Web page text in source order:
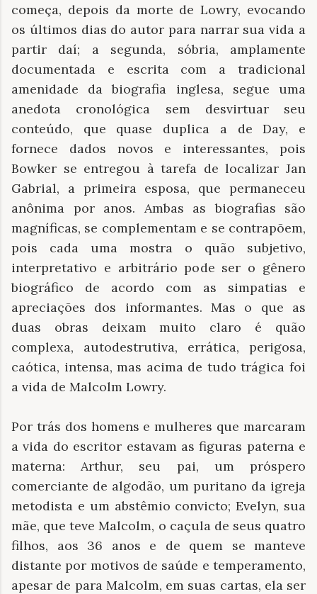
começa, depois da morte de Lowry, evocando
os últimos dias do autor para narrar sua vida a
partir daí; a segunda, sóbria, amplamente
documentada e escrita com a tradicional
amenidade da biografia inglesa, segue uma
anedota cronológica sem desvirtuar seu
conteúdo, que quase duplica a de Day, e
fornece dados novos e interessantes, pois
Bowker se entregou à tarefa de localizar Jan
Gabrial, a primeira esposa, que permaneceu
anônima por anos. Ambas as biografias são
magníficas, se complementam e se contrapõem,
pois cada uma mostra o quão subjetivo,
interpretativo e arbitrário pode ser o gênero
biográfico de acordo com as simpatias e
apreciações dos informantes. Mas o que as
duas obras deixam muito claro é quão
complexa, autodestrutiva, errática, perigosa,
caótica, intensa, mas acima de tudo trágica foi
a vida de Malcolm Lowry.
Por trás dos homens e mulheres que marcaram
a vida do escritor estavam as figuras paterna e
materna: Arthur, seu pai, um próspero
comerciante de algodão, um puritano da igreja
metodista e um abstêmio convicto; Evelyn, sua
mãe, que teve Malcolm, o caçula de seus quatro
filhos, aos 36 anos e de quem se manteve
distante por motivos de saúde e temperamento,
apesar de para Malcolm, em suas cartas, ela ser